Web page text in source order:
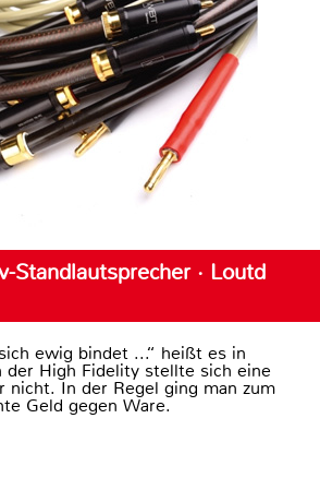
Standlautsprecher · Loutd
ewig bindet ...“ heißt es in
der High Fidelity stellte sich eine
nicht. In der Regel ging man zum
Geld gegen Ware.